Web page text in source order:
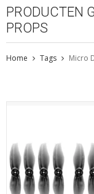
PRODUCTEN
PROPS
Home Tags Micro